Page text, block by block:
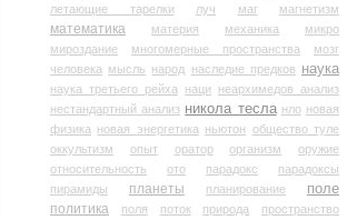
летающие тарелки
луч маг магнетизм
математика материя механика
микро
мироздание
многомерные пространства
мозг
человека мысль народ наследие предков наука
наука третьего рейха наци
неархимедов анализ
нестандартный анализ никола тесла нло новая
физика новая энергетика ньютон общество туле
оккультизм
опыт оратор организм
оружие
относительность
ото парадокс
парадоксы
пирамиды
планеты планирование
поле
политика
поля поток природа
пространство